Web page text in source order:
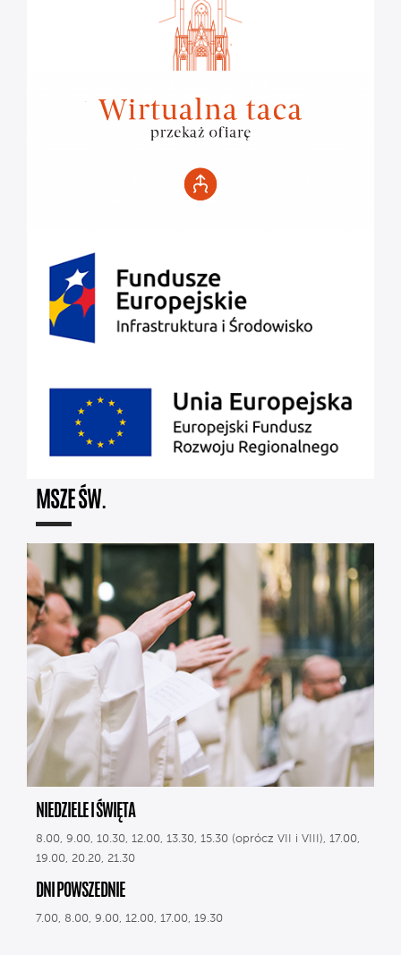
MSZE ŚW.
NIEDZIELE I ŚWIĘTA
8.00, 9.00, 10.30, 12.00, 13.30, 15.30 (oprócz VII i VIII), 17.00,
19.00, 20.20, 21.30
DNI POWSZEDNIE
7.00, 8.00, 9.00, 12.00, 17.00, 19.30